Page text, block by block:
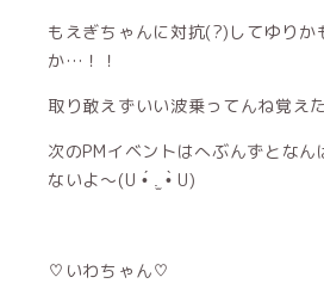
もえぎちゃんに対抗(?)してゆりか
か…！！
取り敢えずいい波乗ってんね覚え
次のPMイベントはへぶんずとなん
ないよ〜(U •́ .̫ •̀ U)
♡いわちゃん♡